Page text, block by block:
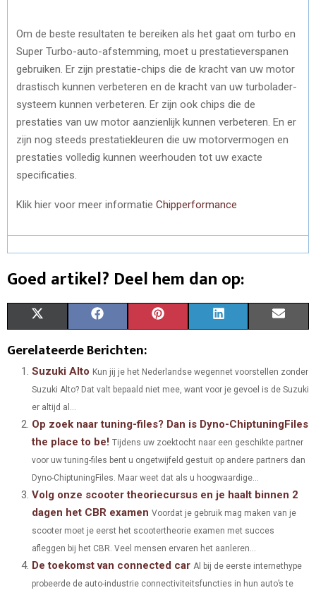
Om de beste resultaten te bereiken als het gaat om turbo en
Super Turbo-auto-afstemming, moet u prestatieverspanen
gebruiken. Er zijn prestatie-chips die de kracht van uw motor
drastisch kunnen verbeteren en de kracht van uw turbolader-
systeem kunnen verbeteren. Er zijn ook chips die de
prestaties van uw motor aanzienlijk kunnen verbeteren. En er
zijn nog steeds prestatiekleuren die uw motorvermogen en
prestaties volledig kunnen weerhouden tot uw exacte
specificaties.
Klik hier voor meer informatie Chipperformance
Goed artikel? Deel hem dan op:
R
O
T
W
T
E
R
)
A
R
O
C
E
O
K
R
O
T
E
R
S
T
A
R
O
N
K
E
D
N
R
O
I
L
Gerelateerde Berichten:
Suzuki Alto Kun jij je het Nederlandse wegennet voorstellen zonder
Suzuki Alto? Dat valt bepaald niet mee, want voor je gevoel is de Suzuki
er altijd al...
Op zoek naar tuning-files? Dan is Dyno-ChiptuningFiles
the place to be! Tijdens uw zoektocht naar een geschikte partner
voor uw tuning-files bent u ongetwijfeld gestuit op andere partners dan
Dyno-ChiptuningFiles. Maar weet dat als u hoogwaardige...
Volg onze scooter theoriecursus en je haalt binnen 2
dagen het CBR examen Voordat je gebruik mag maken van je
scooter moet je eerst het scootertheorie examen met succes
afleggen bij het CBR. Veel mensen ervaren het aanleren...
De toekomst van connected car Al bij de eerste internethype
probeerde de auto-industrie connectiviteitsfuncties in hun auto’s te